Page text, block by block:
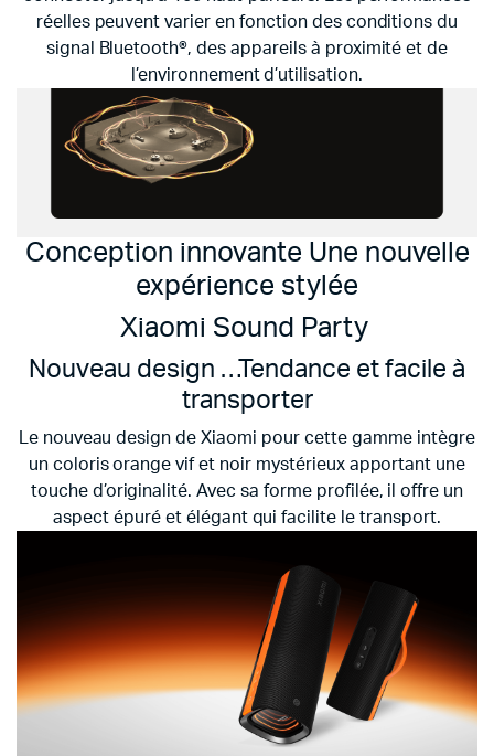
réelles peuvent varier en fonction des conditions du
signal Bluetooth®, des appareils à proximité et de
l’environnement d’utilisation.
Conception innovante Une nouvelle
expérience stylée
Xiaomi Sound Party
Nouveau design …Tendance et facile à
transporter
Le nouveau design de Xiaomi pour cette gamme intègre
un coloris orange vif et noir mystérieux apportant une
touche d’originalité. Avec sa forme profilée, il offre un
aspect épuré et élégant qui facilite le transport.